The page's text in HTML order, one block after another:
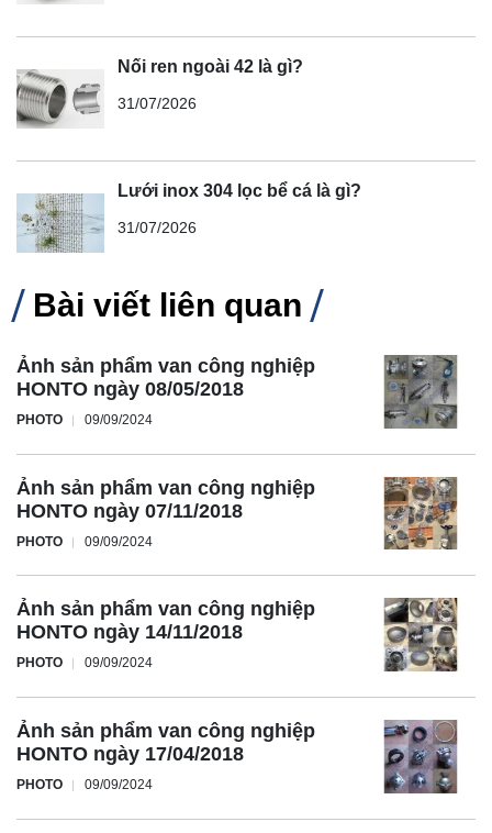
Nối ren ngoài 42 là gì?
31/07/2026
Lưới inox 304 lọc bể cá là gì?
31/07/2026
Bài viết liên quan
Ảnh sản phẩm van công nghiệp
HONTO ngày 08/05/2018
PHOTO 09/09/2024
Ảnh sản phẩm van công nghiệp
HONTO ngày 07/11/2018
PHOTO 09/09/2024
Ảnh sản phẩm van công nghiệp
HONTO ngày 14/11/2018
PHOTO 09/09/2024
Ảnh sản phẩm van công nghiệp
HONTO ngày 17/04/2018
PHOTO 09/09/2024